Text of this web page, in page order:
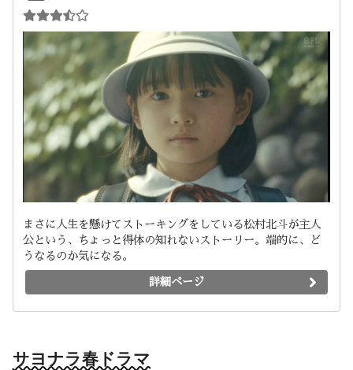
まさに人生を懸けてストーキングをしている松村北斗が主人
公という、ちょっと得体の知れないストーリー。端的に、ど
うなるのか気になる。
詳細ページ
サヨナラ春ドラマ